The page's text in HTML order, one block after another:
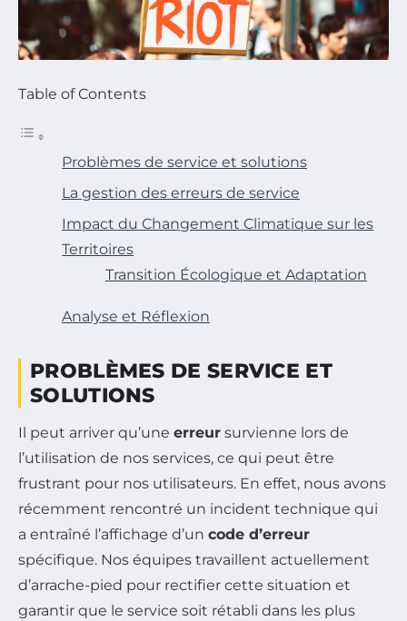
Table of Contents
Problèmes de service et solutions
La gestion des erreurs de service
Impact du Changement Climatique sur les
Territoires
Transition Écologique et Adaptation
Analyse et Réflexion
PROBLÈMES DE SERVICE ET
SOLUTIONS
Il peut arriver qu’une erreur survienne lors de
l’utilisation de nos services, ce qui peut être
frustrant pour nos utilisateurs. En effet, nous avons
récemment rencontré un incident technique qui
a entraîné l’affichage d’un code d’erreur
spécifique. Nos équipes travaillent actuellement
d’arrache-pied pour rectifier cette situation et
garantir que le service soit rétabli dans les plus